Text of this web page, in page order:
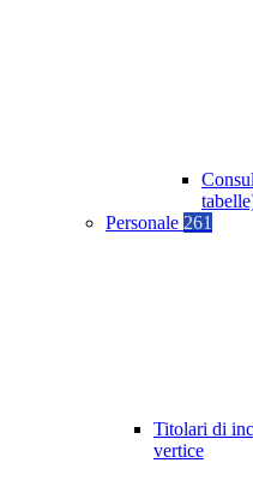
Personale 261
Titolari di
vertice